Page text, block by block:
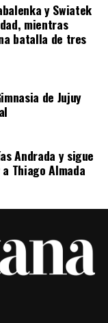
y Swiatek
mientras
batalla de tres
de Jujuy
Andrada y sigue
Thiago Almada